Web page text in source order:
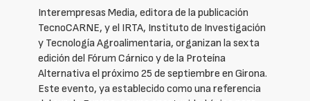
Interempresas Media, editora de la publicación
TecnoCARNE, y el IRTA, Instituto de Investigación
y Tecnología Agroalimentaria, organizan la sexta
edición del Fórum Cárnico y de la Proteína
Alternativa el próximo 25 de septiembre en Girona.
Este evento, ya establecido como una referencia